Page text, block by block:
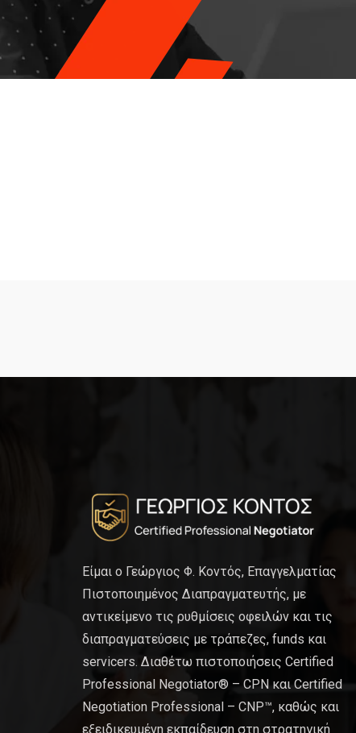
Είμαι ο Γεώργιος Φ. Κοντός, Επαγγελματίας
Πιστοποιημένος Διαπραγματευτής, με
αντικείμενο τις ρυθμίσεις οφειλών και τις
διαπραγματεύσεις με τράπεζες, funds και
servicers. Διαθέτω πιστοποιήσεις Certified
Professional Negotiator® – CPN και Certified
Negotiation Professional – CNP™, καθώς και
εξειδικευμένη εκπαίδευση στη στρατηγική